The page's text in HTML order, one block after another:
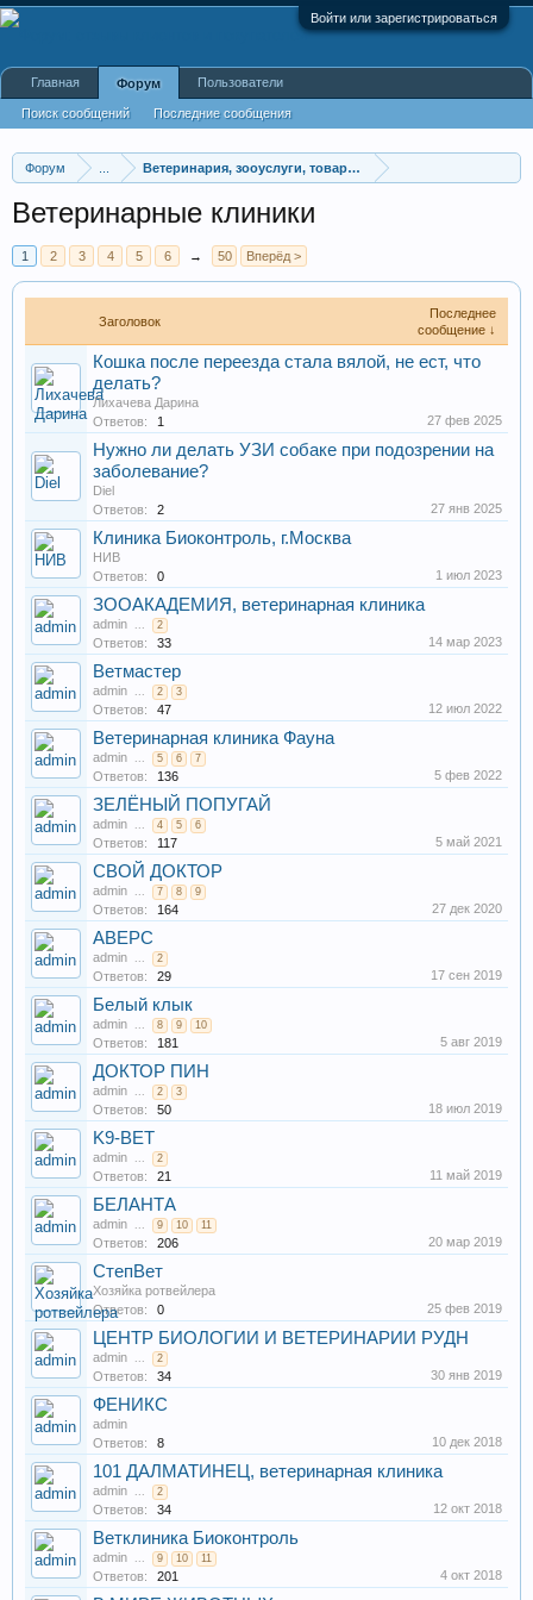
Войти или зарегистрироваться
Форум Ветеринария, зооуслуги, товары для животных
Ветеринарные клиники
1 2 3 4 5 6 → 50 Вперёд >
Заголовок
Последнее
сообщение ↓
Кошка после переезда стала вялой, не ест, что
делать?
Лихачева Дарина
Ответов:
1 27 фев 2025
Нужно ли делать УЗИ собаке при подозрении на
заболевание?
Diel
Ответов:
2 27 янв 2025
Клиника Биоконтроль, г.Москва
НИВ
Ответов:
0 1 июл 2023
ЗООАКАДЕМИЯ, ветеринарная клиника
admin ... 2
Ответов: 33 14 мар 2023
Ветмастер
admin ... 2 3
Ответов: 47 12 июл 2022
Ветеринарная клиника Фауна
admin ... 5 6 7
Ответов: 136 5 фев 2022
ЗЕЛЁНЫЙ ПОПУГАЙ
admin ... 4 5 6
Ответов: 117 5 май 2021
СВОЙ ДОКТОР
admin ... 7 8 9
Ответов: 164 27 дек 2020
АВЕРС
admin ... 2
Ответов: 29 17 сен 2019
Белый клык
admin ... 8 9 10
Ответов: 181 5 авг 2019
ДОКТОР ПИН
admin ... 2 3
Ответов: 50 18 июл 2019
K9-ВЕТ
admin ... 2
Ответов: 21 11 май 2019
БЕЛАНТА
admin ... 9 10 11
Ответов: 206 20 мар 2019
СтепВет
Хозяйка ротвейлера
Ответов:
0 25 фев 2019
ЦЕНТР БИОЛОГИИ И ВЕТЕРИНАРИИ РУДН
admin ... 2
Ответов: 34 30 янв 2019
ФЕНИКС
admin
Ответов:
8 10 дек 2018
101 ДАЛМАТИНЕЦ, ветеринарная клиника
admin ... 2
Ответов: 34 12 окт 2018
Ветклиника Биоконтроль
admin ... 9 10 11
Ответов: 201 4 окт 2018
Главная Форум
Поиск сообщений Последние сообщения
Пользователи